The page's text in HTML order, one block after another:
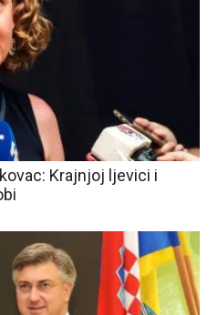
Krajnjoj ljevici i